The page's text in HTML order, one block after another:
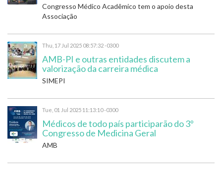
Congresso Médico Acadêmico tem o apoio desta
Associação
Thu, 17 Jul 2025 08:57:32 -0300
AMB-PI e outras entidades discutem a
valorização da carreira médica
SIMEPI
Tue, 01 Jul 2025 11:13:10 -0300
Médicos de todo país participarão do 3º
Congresso de Medicina Geral
AMB